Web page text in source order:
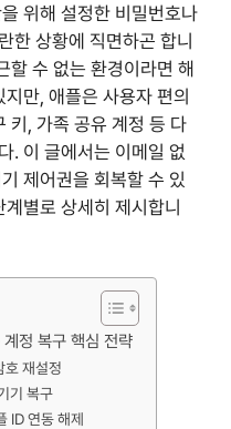
위해 설정한 비밀번호나
한 상황에 직면하곤 합니
할 수 없는 환경이라면 해
만, 애플은 사용자 편의
키, 가족 공유 계정 등 다
. 이 글에서는 이메일 없
제어권을 회복할 수 있
별로 상세히 제시합니
정 복구 핵심 전략
호 재설정
기 복구
ID 연동 해제